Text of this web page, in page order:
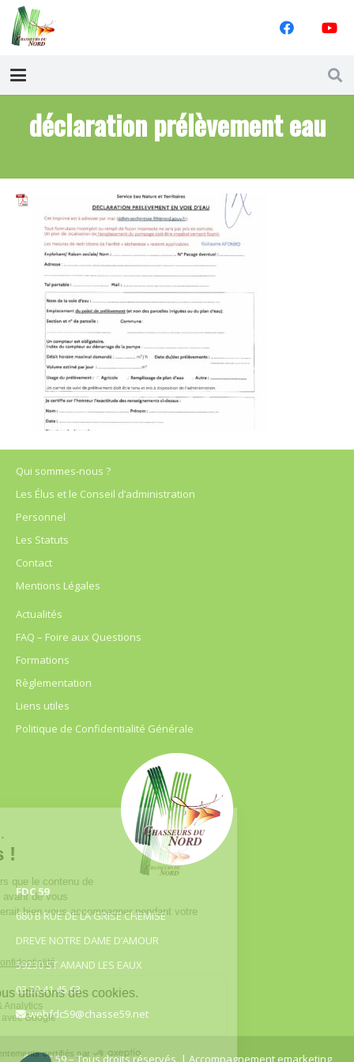
déclaration prélèvement eau
Qui sommes-nous ?
Les Élus et le Conseil d’administration
Personnel
Les Statuts
Contact
Mentions Légales
Actualités
FAQ – Foire aux Questions
Formations
Règlementation
Liens utiles
Politique de Confidentialité Générale
FDC 59
680 B RUE DE LA GRISE CHEMISE
DREVE NOTRE DAME D’AMOUR
59230 ST AMAND LES EAUX
03.20.41.45.63
webfdc59@chasse59.net
© FDC 59 – Tous droits réservés | Accompagnement emarketing